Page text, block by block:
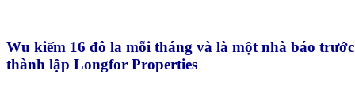
Wu kiếm 16 đô la mỗi tháng và là một nhà báo
thành lập Longfor Properties